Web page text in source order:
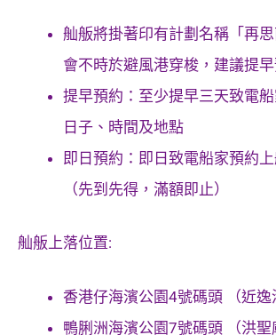
舢舨將掛著印有計劃名稱「再思
會不時於避風港穿梭，建議提
提早預約：至少提早三天致電
日子、時間及地點
即日預約：即日致電船家預約
（先到先得，滿額即止）
舢舨上落位置:
香港仔海濱公園4號碼頭 （近逸
鴨脷洲海濱公園7號碼頭 （洪聖